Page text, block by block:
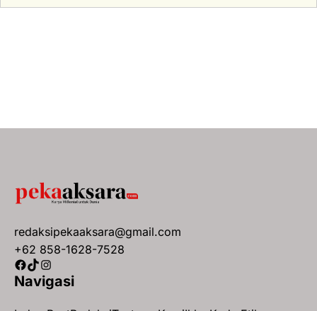
redaksipekaaksara@gmail.com
+62 858-1628-7528
Facebook
TikTok
Instagram
Navigasi